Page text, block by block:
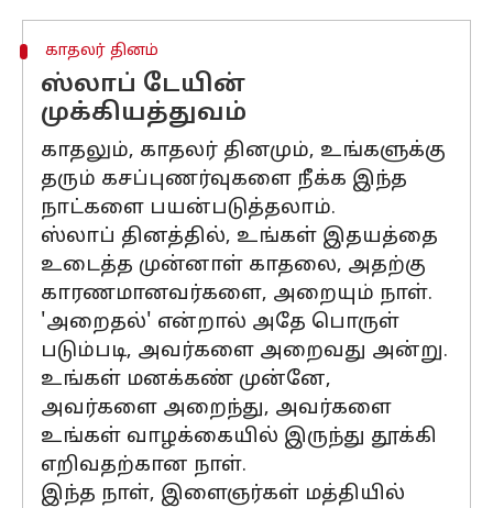
காதலர் தினம்
ஸ்லாப் டேயின்
முக்கியத்துவம்
காதலும், காதலர் தினமும், உங்களுக்கு
தரும் கசப்புணர்வுகளை நீக்க இந்த
நாட்களை பயன்படுத்தலாம்.
ஸ்லாப் தினத்தில், உங்கள் இதயத்தை
உடைத்த முன்னாள் காதலை, அதற்கு
காரணமானவர்களை, அறையும் நாள்.
'அறைதல்' என்றால் அதே பொருள்
படும்படி, அவர்களை அறைவது அன்று.
உங்கள் மனக்கண் முன்னே,
அவர்களை அறைந்து, அவர்களை
உங்கள் வாழக்கையில் இருந்து தூக்கி
எறிவதற்கான நாள்.
இந்த நாள், இளைஞர்கள் மத்தியில்